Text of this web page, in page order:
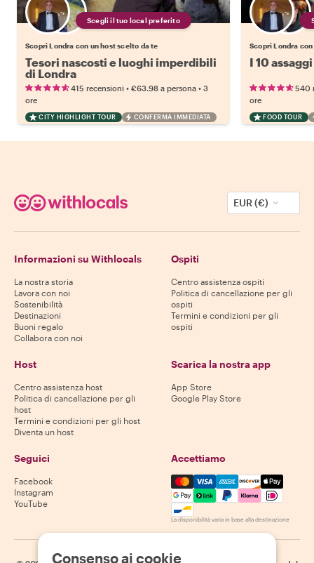
Scegli il tuo local preferito
Scopri Londra con un host scelto da te
Tesori nascosti e luoghi imperdibili
di Londra
415 recensioni • €63.98 a persona • 3
ore
CITY HIGHLIGHT TOUR CONFERMA IMMEDIATA
Scopri Londra
I 10
540
ore
FOOD TOUR
EUR (€)
Informazioni su Withlocals
La nostra storia
Lavora con noi
Sostenibilità
Destinazioni
Buoni regalo
Collabora con noi
Ospiti
Centro assistenza ospiti
Politica di cancellazione per gli
ospiti
Termini e condizioni per gli
ospiti
Host
Centro assistenza host
Politica di cancellazione per gli
host
Termini e condizioni per gli host
Diventa un host
Scarica la nostra app
App Store
Google Play Store
Seguici
Facebook
Instagram
YouTube
Accettiamo
Mastercard, Visa, Amex,
La disponibilità varia in base alla destinazione
Consenso ai cookie